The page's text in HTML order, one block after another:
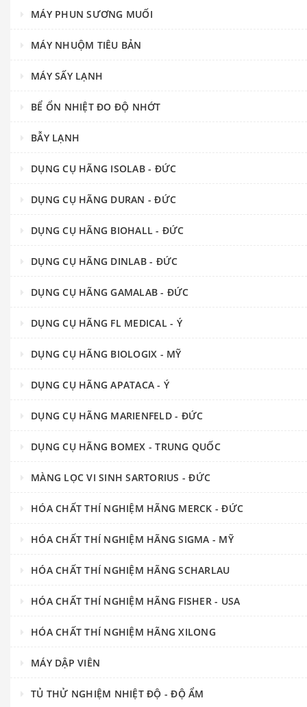
MÁY PHUN SƯƠNG MUỐI
MÁY NHUỘM TIÊU BẢN
MÁY SẤY LẠNH
BỂ ỔN NHIỆT ĐO ĐỘ NHỚT
BẪY LẠNH
DỤNG CỤ HÃNG ISOLAB - ĐỨC
DỤNG CỤ HÃNG DURAN - ĐỨC
DỤNG CỤ HÃNG BIOHALL - ĐỨC
DỤNG CỤ HÃNG DINLAB - ĐỨC
DỤNG CỤ HÃNG GAMALAB - ĐỨC
DỤNG CỤ HÃNG FL MEDICAL - Ý
DỤNG CỤ HÃNG BIOLOGIX - MỸ
DỤNG CỤ HÃNG APATACA - Ý
DỤNG CỤ HÃNG MARIENFELD - ĐỨC
DỤNG CỤ HÃNG BOMEX - TRUNG QUỐC
MÀNG LỌC VI SINH SARTORIUS - ĐỨC
HÓA CHẤT THÍ NGHIỆM HÃNG MERCK - ĐỨC
HÓA CHẤT THÍ NGHIỆM HÃNG SIGMA - MỸ
HÓA CHẤT THÍ NGHIỆM HÃNG SCHARLAU
HÓA CHẤT THÍ NGHIỆM HÃNG FISHER - USA
HÓA CHẤT THÍ NGHIỆM HÃNG XILONG
MÁY DẬP VIÊN
TỦ THỬ NGHIỆM NHIỆT ĐỘ - ĐỘ ẨM